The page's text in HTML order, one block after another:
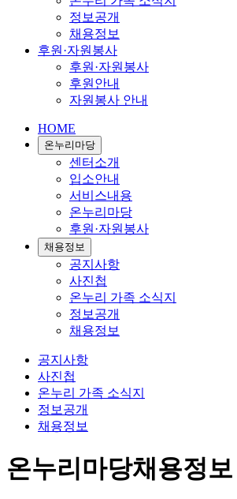
정보공개
채용정보
후원·자원봉사
후원·자원봉사
후원안내
자원봉사 안내
HOME
온누리마당
센터소개
입소안내
서비스내용
온누리마당
후원·자원봉사
채용정보
공지사항
사진첩
온누리 가족 소식지
정보공개
채용정보
공지사항
사진첩
온누리 가족 소식지
정보공개
채용정보
온누리마당채용정보